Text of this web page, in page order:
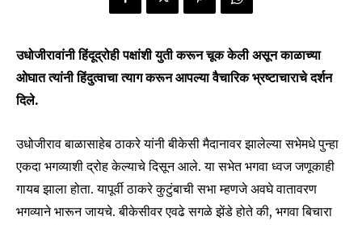
उधोजीरावांनी हिंदूद्रोही पक्षांशी युती करून चूक केली असून काळाच्या
ओघात त्यांनी हिंदुत्वाचा त्याग करून आपल्या वैचारिक भ्रष्टाचाराचे दर्शन
दिले.
उधोजीराव बाळासाहेब ठाकरे यांनी बीकेसी मैदानावर झालेल्या सभेमधे पुन्हा
एकदा भगव्याशी द्रोह केल्याचे दिसून आले. या सभेत भगवा ध्वज जणूकाही
गायब झाला होता. यापूर्वी ठाकरे कुटुंबाची सभा म्हणजे अवघे वातावरण
भगव्याने भारून जायचे. बीकेसीवर एवढे सगळे झेंडे होते की, भगवा बिचारा